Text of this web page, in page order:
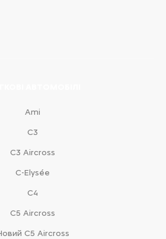
Ami
С3
С3 Aircross
C-Elysée
С4
С5 Aircross
С5 Aircross